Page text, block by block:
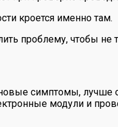
кроется именно там.
проблему, чтобы не
симптомы, лучше
модули и